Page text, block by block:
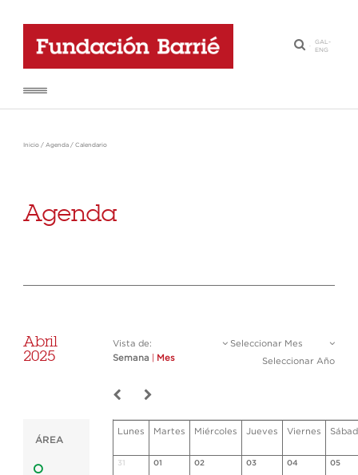
·
GAL-
ENG
Inicio / Agenda / Calendario
Agenda
Abril
2025
Vista de:
Semana
Mes
Seleccionar Mes
Seleccionar Año
ÁREA
Lunes Martes Miércoles Jueves Viernes
31 01 02 03 04 05